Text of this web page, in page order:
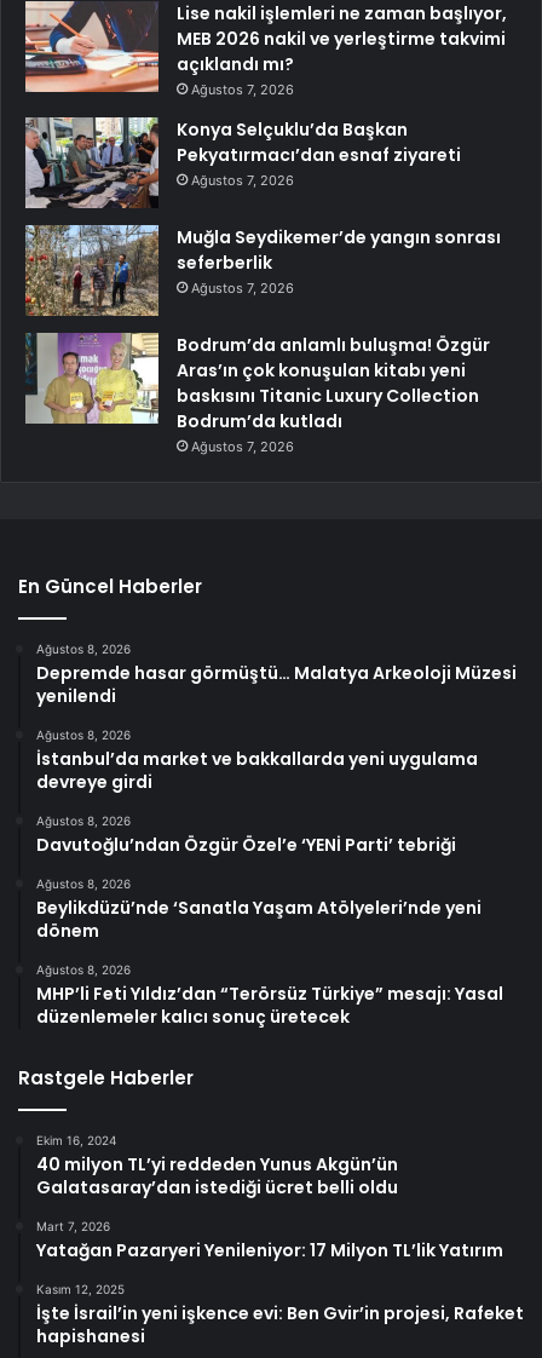
Lise nakil işlemleri ne zaman başlıyor,
MEB 2026 nakil ve yerleştirme takvimi
açıklandı mı?
Ağustos 7, 2026
Konya Selçuklu’da Başkan
Pekyatırmacı’dan esnaf ziyareti
Ağustos 7, 2026
Muğla Seydikemer’de yangın sonrası
seferberlik
Ağustos 7, 2026
Bodrum’da anlamlı buluşma! Özgür
Aras’ın çok konuşulan kitabı yeni
baskısını Titanic Luxury Collection
Bodrum’da kutladı
Ağustos 7, 2026
En Güncel Haberler
Ağustos 8, 2026
Depremde hasar görmüştü… Malatya Arkeoloji Müzesi
yenilendi
Ağustos 8, 2026
İstanbul’da market ve bakkallarda yeni uygulama
devreye girdi
Ağustos 8, 2026
Davutoğlu’ndan Özgür Özel’e ‘YENİ Parti’ tebriği
Ağustos 8, 2026
Beylikdüzü’nde ‘Sanatla Yaşam Atölyeleri’nde yeni
dönem
Ağustos 8, 2026
MHP’li Feti Yıldız’dan “Terörsüz Türkiye” mesajı: Yasal
düzenlemeler kalıcı sonuç üretecek
Rastgele Haberler
Ekim 16, 2024
40 milyon TL’yi reddeden Yunus Akgün’ün
Galatasaray’dan istediği ücret belli oldu
Mart 7, 2026
Yatağan Pazaryeri Yenileniyor: 17 Milyon TL’lik Yatırım
Kasım 12, 2025
İşte İsrail’in yeni işkence evi: Ben Gvir’in projesi, Rafeket
hapishanesi